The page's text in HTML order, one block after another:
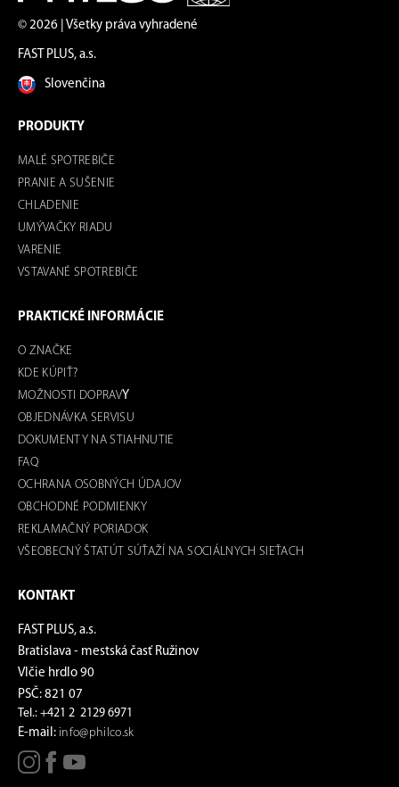
© 2026 | Všetky práva vyhradené
FAST PLUS, a.s.
Slovenčina
PRODUKTY
MALÉ SPOTREBIČE
PRANIE A SUŠENIE
CHLADENIE
UMÝVAČKY RIADU
VARENIE
VSTAVANÉ SPOTREBIČE
PRAKTICKÉ INFORMÁCIE
O ZNAČKE
KDE KÚPIŤ?
MOŽNOSTI DOPRAVY
OBJEDNÁVKA SERVISU
DOKUMENTY NA STIAHNUTIE
FAQ
OCHRANA OSOBNÝCH ÚDAJOV
OBCHODNÉ PODMIENKY
REKLAMAČNÝ PORIADOK
VŠEOBECNÝ ŠTATÚT SÚŤAŽÍ NA SOCIÁLNYCH SIEŤACH
KONTAKT
FAST PLUS, a.s.
Bratislava - mestská časť Ružinov
Vlčie hrdlo 90
PSČ: 821 07
Tel.: +421 2 2129 6971
E-mail: info@philco.sk